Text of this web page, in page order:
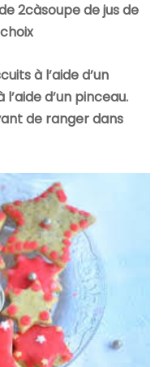
2càsoupe de jus de
à l’aide d’un
d’un pinceau.
de ranger dans